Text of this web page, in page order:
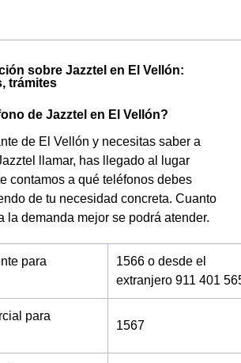
sobre Jazztel en El Vellón:
trámites
de Jazztel en El Vellón?
de El Vellón y necesitas saber a
llamar, has llegado al lugar
contamos a qué teléfonos debes
de tu necesidad concreta. Cuanto
la demanda mejor se podrá atender.
para
1566 o desde el
extranjero 911 401
para
1567